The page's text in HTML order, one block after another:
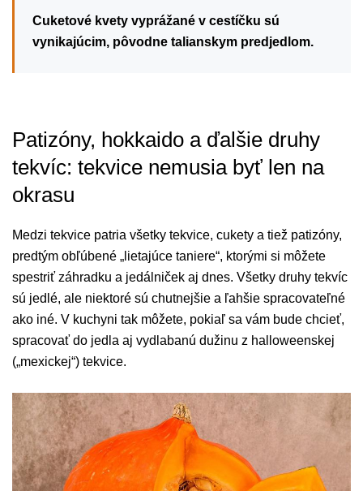
Cuketové kvety vyprážané v cestíčku sú
vynikajúcim, pôvodne talianskym predjedlom.
Patizóny, hokkaido a ďalšie druhy
tekvíc: tekvice nemusia byť len na
okrasu
Medzi tekvice patria všetky tekvice, cukety a tiež patizóny,
predtým obľúbené „lietajúce taniere“, ktorými si môžete
spestriť záhradku a jedálniček aj dnes. Všetky druhy tekvíc
sú jedlé, ale niektoré sú chutnejšie a ľahšie spracovateľné
ako iné. V kuchyni tak môžete, pokiaľ sa vám bude chcieť,
spracovať do jedla aj vydlabanú dužinu z halloweenskej
(„mexickej“) tekvice.